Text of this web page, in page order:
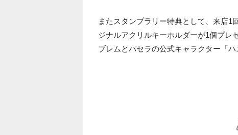
またスタンプラリー特典として、来店1
ジナルアクリルキーホルダーが1個プレ
ブレムとパセラの公式キャラクター「